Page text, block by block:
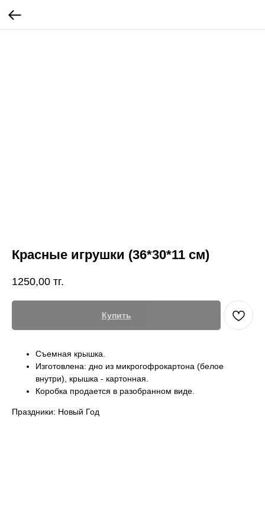
Красные игрушки (36*30*11 см)
1250,00 тг.
Купить
Съемная крышка.
Изготовлена: дно из микрогофрокартона (белое
внутри), крышка - картонная.
Коробка продается в разобранном виде.
Праздники: Новый Год